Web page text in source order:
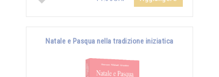
Natale e Pasqua nella tradizione iniziatica